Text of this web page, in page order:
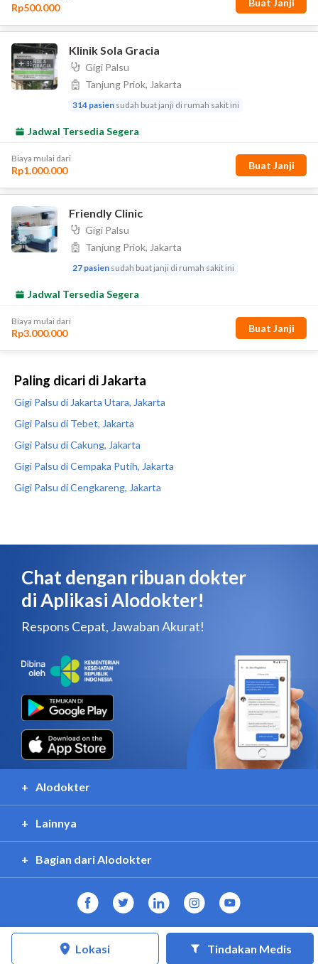
Paling dicari di Jakarta
Gigi Palsu di Jakarta Utara, Jakarta
Gigi Palsu di Tebet, Jakarta
Gigi Palsu di Cakung, Jakarta
Gigi Palsu di Cempaka Putih, Jakarta
Gigi Palsu di Cengkareng, Jakarta